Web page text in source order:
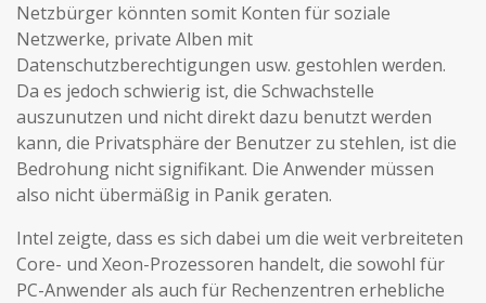
Netzbürger könnten somit Konten für soziale
Netzwerke, private Alben mit
Datenschutzberechtigungen usw. gestohlen werden.
Da es jedoch schwierig ist, die Schwachstelle
auszunutzen und nicht direkt dazu benutzt werden
kann, die Privatsphäre der Benutzer zu stehlen, ist die
Bedrohung nicht signifikant. Die Anwender müssen
also nicht übermäßig in Panik geraten.
Intel zeigte, dass es sich dabei um die weit verbreiteten
Core- und Xeon-Prozessoren handelt, die sowohl für
PC-Anwender als auch für Rechenzentren erhebliche